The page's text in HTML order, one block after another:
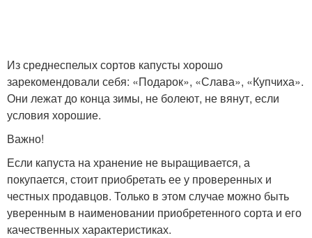
Из среднеспелых сортов капусты хорошо
зарекомендовали себя: «Подарок», «Слава», «Купчиха».
Они лежат до конца зимы, не болеют, не вянут, если
условия хорошие.
Важно!
Если капуста на хранение не выращивается, а
покупается, стоит приобретать ее у проверенных и
честных продавцов. Только в этом случае можно быть
уверенным в наименовании приобретенного сорта и его
качественных характеристиках.